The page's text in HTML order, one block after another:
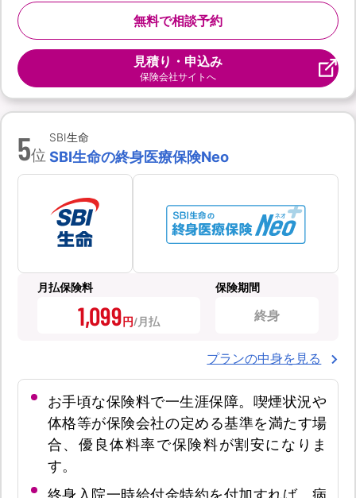
無料で相談予約
見積り・申込み
保険会社サイトへ
5位
SBI生命
SBI生命の終身医療保険Neo
月払保険料
1,099円
保険期間
終身
プランの中身を見る
お手頃な保険料で一生涯保障。喫煙状況や
体格等が保険会社の定める基準を満たす場
合、優良体料率で保険料が割安になりま
す。
終身入院一時給付金特約を付加すれば、病